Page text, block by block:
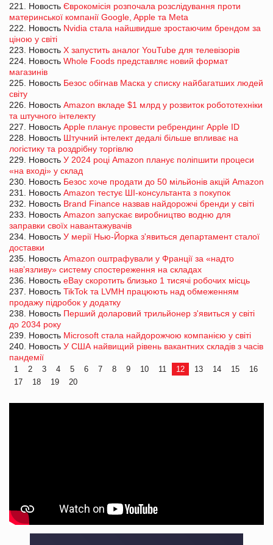
221. Новость Єврокомісія розпочала розслідування проти
материнської компанії Google, Apple та Meta
222. Новость Nvidia стала найшвидше зростаючим брендом за
ціною у світі
223. Новость X запустить аналог YouTube для телевізорів
224. Новость Whole Foods представляє новий формат
магазинів
225. Новость Безос обігнав Маска у списку найбагатших людей
світу
226. Новость Amazon вкладе $1 млрд у розвиток робототехніки
та штучного інтелекту
227. Новость Apple планує провести ребрендинг Apple ID
228. Новость Штучний інтелект дедалі більше впливає на
логістику та роздрібну торгівлю
229. Новость У 2024 році Amazon планує поліпшити процеси
«на вході» у склад
230. Новость Безос хоче продати до 50 мільйонів акцій Amazon
231. Новость Amazon тестує ШІ-консультанта з покупок
232. Новость Brand Finance назвав найдорожчі бренди у світі
233. Новость Amazon запускає виробництво водню для
заправки своїх навантажувачів
234. Новость У мерії Нью-Йорка з'явиться департамент сталої
доставки
235. Новость Amazon оштрафували у Франції за «надто
нав’язливу» систему спостереження на складах
236. Новость eBay скоротить близько 1 тисячі робочих місць
237. Новость TikTok та LVMH працюють над обмеженням
продажу підробок у додатку
238. Новость Перший доларовий трильйонер з'явиться у світі
до 2034 року
239. Новость Microsoft стала найдорожчою компанією у світі
240. Новость У США найвищий рівень вакантних складів з часів
пандемії
1 2 3 4 5 6 7 8 9 10 11 12 13 14 15
16
17
18 19 20